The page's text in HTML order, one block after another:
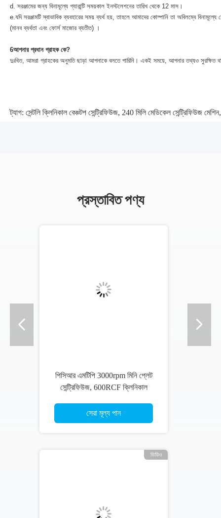
d. সরঞ্জামের জন্য বিনামূল্যে গ্যারান্টি সময়কাল ইনস্টলেশনের তারিখ থেকে 12 মাস।
e.যদি সরঞ্জামটি স্বাভাবিক ব্যবহারের সময় ব্যর্থ হয়, তাহলে আমাদের কোম্পানি তা অবিলম্বে বিনামূল্যে
(মানব ব্যর্থতা এবং ফোর্স মাজোর ব্যতীত) ।
6আপনার প্রধান গ্রাহক কে?
দুঃখিত, আমরা গ্রাহকের অনুমতি ছাড়া আপনাকে বলতে পারিনি। একই সময়ে, আপনার তথ্যও সুরক্ষিত
ট্যাগ: সেন্টলি ক্লিনিকাল বেঞ্চটপ সেন্ট্রিফিউজ, 240 মিলি মেডিকেল সেন্ট্রিফিউজ মেশিন,
প্রস্তাবিত পণ্য
prp সেন্ট্রিফিউজ , 4000rpm কম গতির
সেন্ট্রিফিউজ মেশিন, মাইক্রোপ্রসেসর ডিসি
সেরা মূল্য পান